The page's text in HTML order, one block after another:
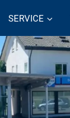
SERVICE